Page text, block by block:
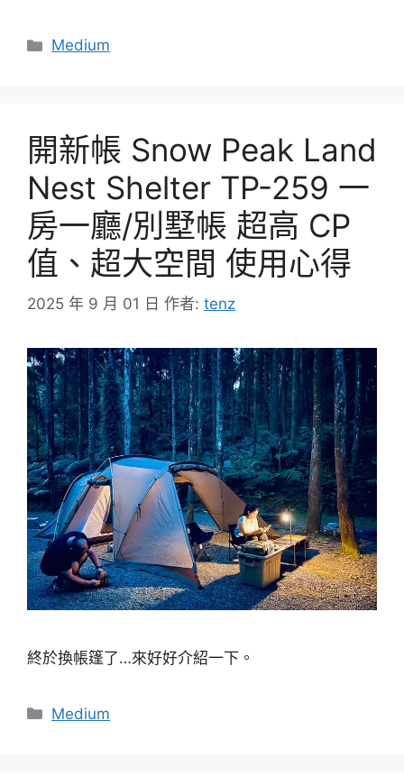
分
Medium
開新帳 Snow Peak Land
Nest Shelter TP-259 一
房一廳/別墅帳 超高 CP
值、超大空間 使用心得
2025 年 9 月 01 日 作者: tenz
終於換帳篷了…來好好介紹一下。
分
Medium